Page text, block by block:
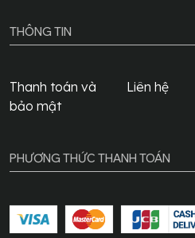
THÔNG TIN
Thanh toán và
bảo mật
Liên hệ
PHƯƠNG THỨC THANH TOÁN